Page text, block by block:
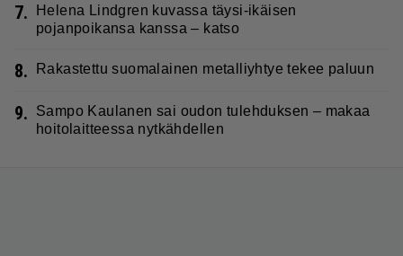
7.
Helena Lindgren kuvassa täysi-ikäisen
pojanpoikansa kanssa – katso
8. Rakastettu suomalainen metalliyhtye tekee paluun
9.
Sampo Kaulanen sai oudon tulehduksen – makaa
hoitolaitteessa nytkähdellen